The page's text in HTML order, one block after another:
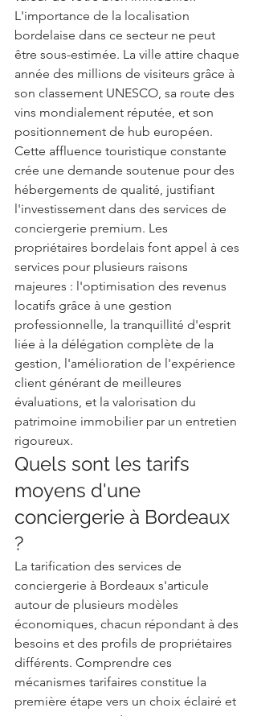
L'importance de la localisation
bordelaise dans ce secteur ne peut
être sous-estimée. La ville attire chaque
année des millions de visiteurs grâce à
son classement UNESCO, sa route des
vins mondialement réputée, et son
positionnement de hub européen.
Cette affluence touristique constante
crée une demande soutenue pour des
hébergements de qualité, justifiant
l'investissement dans des services de
conciergerie premium. Les
propriétaires bordelais font appel à ces
services pour plusieurs raisons
majeures : l'optimisation des revenus
locatifs grâce à une gestion
professionnelle, la tranquillité d'esprit
liée à la délégation complète de la
gestion, l'amélioration de l'expérience
client générant de meilleures
évaluations, et la valorisation du
patrimoine immobilier par un entretien
rigoureux.
Quels sont les tarifs
moyens d'une
conciergerie à Bordeaux
?
La tarification des services de
conciergerie à Bordeaux s'articule
autour de plusieurs modèles
économiques, chacun répondant à des
besoins et des profils de propriétaires
différents. Comprendre ces
mécanismes tarifaires constitue la
première étape vers un choix éclairé et